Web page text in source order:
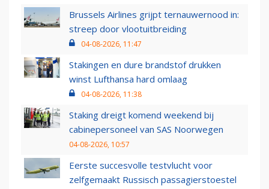
Brussels Airlines grijpt ternauwernood in:
streep door vlootuitbreiding
04-08-2026, 11:47
Stakingen en dure brandstof drukken
winst Lufthansa hard omlaag
04-08-2026, 11:38
Staking dreigt komend weekend bij
cabinepersoneel van SAS Noorwegen
04-08-2026, 10:57
Eerste succesvolle testvlucht voor
zelfgemaakt Russisch passagierstoestel